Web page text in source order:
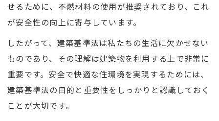
せるために、不燃材料の使用が推奨されており、これ
が安全性の向上に寄与しています。
したがって、建築基準法は私たちの生活に欠かせない
ものであり、その理解は建築物を利用する上で非常に
重要です。安全で快適な住環境を実現するためには、
建築基準法の目的と重要性をしっかりと認識しておく
ことが大切です。